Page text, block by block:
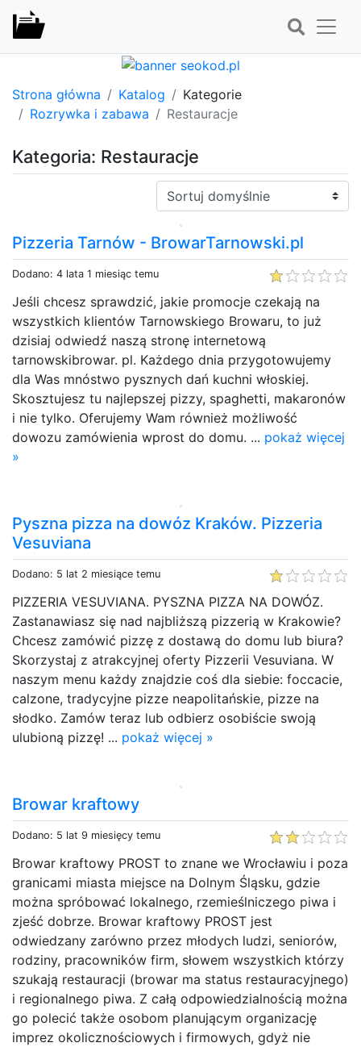
Strona główna Katalog
Kategorie
Rozrywka i zabawa
Restauracje
Kategoria: Restauracje
Sortuj:
Pizzeria Tarnów - BrowarTarnowski.pl
Dodano: 4 lata 1 miesiąc temu
Jeśli chcesz sprawdzić, jakie promocje czekają na
wszystkich klientów Tarnowskiego Browaru, to już
dzisiaj odwiedź naszą stronę internetową
tarnowskibrowar. pl. Każdego dnia przygotowujemy
dla Was mnóstwo pysznych dań kuchni włoskiej.
Skosztujesz tu najlepszej pizzy, spaghetti, makaronów
i nie tylko. Oferujemy Wam również możliwość
dowozu zamówienia wprost do domu. ... pokaż więcej
»
Pyszna pizza na dowóz Kraków. Pizzeria
Vesuviana
Dodano: 5 lat 2 miesiące temu
PIZZERIA VESUVIANA. PYSZNA PIZZA NA DOWÓZ.
Zastanawiasz się nad najbliższą pizzerią w Krakowie?
Chcesz zamówić pizzę z dostawą do domu lub biura?
Skorzystaj z atrakcyjnej oferty Pizzerii Vesuviana. W
naszym menu każdy znajdzie coś dla siebie: foccacie,
calzone, tradycyjne pizze neapolitańskie, pizze na
słodko. Zamów teraz lub odbierz osobiście swoją
ulubioną pizzę! ... pokaż więcej »
Browar kraftowy
Dodano: 5 lat 9 miesięcy temu
Browar kraftowy PROST to znane we Wrocławiu i poza
granicami miasta miejsce na Dolnym Śląsku, gdzie
można spróbować lokalnego, rzemieślniczego piwa i
zjeść dobrze. Browar kraftowy PROST jest
odwiedzany zarówno przez młodych ludzi, seniorów,
rodziny, pracowników firm, słowem wszystkich którzy
szukają restauracji (browar ma status restauracyjnego)
i regionalnego piwa. Z całą odpowiedzialnością można
go polecić także osobom planującym organizację
imprez okolicznościowych i firmowych, gdyż nie